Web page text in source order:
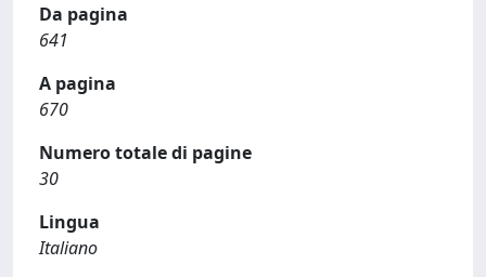
Da pagina
641
A pagina
670
Numero totale di pagine
30
Lingua
Italiano